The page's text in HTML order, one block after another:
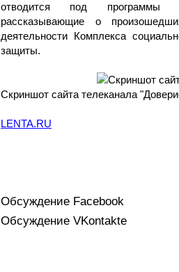
отводится под программы
рассказывающие о
деятельности Комплекса
защиты.
Скриншот сайта телеканала
LENTA.RU
Обсуждение Facebook
Обсуждение VKontakte